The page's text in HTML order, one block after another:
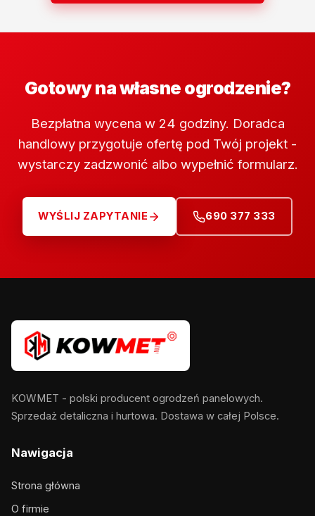
Gotowy na własne ogrodzenie?
Bezpłatna wycena w 24 godziny. Doradca
handlowy przygotuje ofertę pod Twój projekt -
wystarczy zadzwonić albo wypełnić formularz.
WYŚLIJ ZAPYTANIE 690 377 333
KOWMET - polski producent ogrodzeń panelowych.
Sprzedaż detaliczna i hurtowa. Dostawa w całej Polsce.
Nawigacja
Strona główna
O firmie